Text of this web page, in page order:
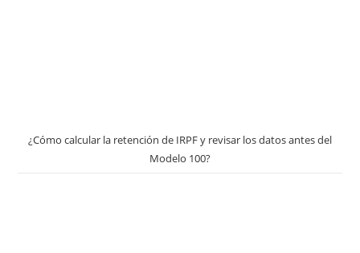
¿Cómo calcular la retención de IRPF y revisar los datos antes del
Modelo 100?